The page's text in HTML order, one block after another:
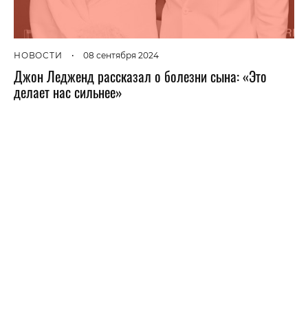
НОВОСТИ • 08 сентября 2024
Джон Ледженд рассказал о болезни сына: «Это
делает нас сильнее»